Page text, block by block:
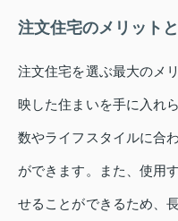
注文住宅のメリット
注文住宅を選ぶ最大のメ
映した住まいを手に入れ
数やライフスタイルに合
ができます。また、使用
せることができるため、